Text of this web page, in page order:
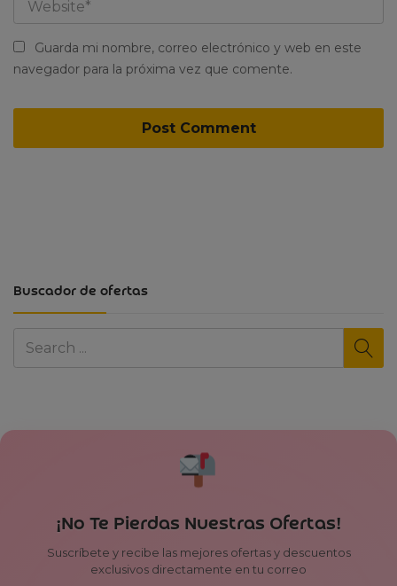
Buscador de ofertas
Guarda mi nombre, correo electrónico y web en este
navegador para la próxima vez que comente.
¡No Te Pierdas Nuestras Ofertas!
Suscríbete y recibe las mejores ofertas y descuentos
exclusivos directamente en tu correo